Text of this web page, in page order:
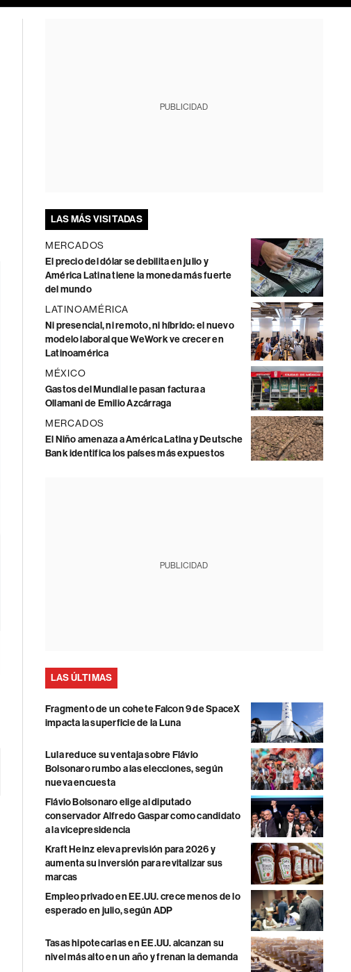
PUBLICIDAD
LAS MÁS VISITADAS
MERCADOS
El precio del dólar se debilita en julio y
América Latina tiene la moneda más fuerte
del mundo
LATINOAMÉRICA
Ni presencial, ni remoto, ni híbrido: el nuevo
modelo laboral que WeWork ve crecer en
Latinoamérica
MÉXICO
Gastos del Mundial le pasan factura a
Ollamani de Emilio Azcárraga
MERCADOS
El Niño amenaza a América Latina y Deutsche
Bank identifica los países más expuestos
PUBLICIDAD
LAS ÚLTIMAS
Fragmento de un cohete Falcon 9 de SpaceX
impacta la superficie de la Luna
Lula reduce su ventaja sobre Flávio
Bolsonaro rumbo a las elecciones, según
nueva encuesta
Flávio Bolsonaro elige al diputado
conservador Alfredo Gaspar como candidato
a la vicepresidencia
Kraft Heinz eleva previsión para 2026 y
aumenta su inversión para revitalizar sus
marcas
Empleo privado en EE.UU. crece menos de lo
esperado en julio, según ADP
Tasas hipotecarias en EE.UU. alcanzan su
nivel más alto en un año y frenan la demanda